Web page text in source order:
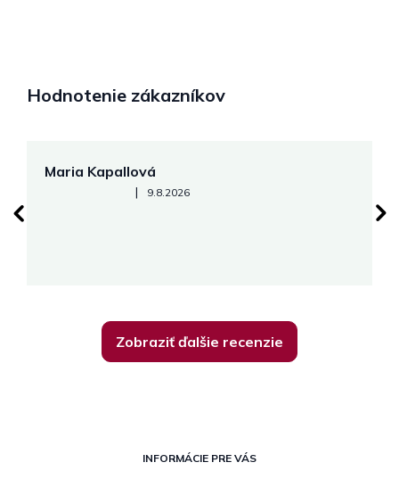
Hodnotenie zákazníkov
Maria Kapallová
Hodnotenie obchodu je 5 z 5 hviezdičiek.
| 9.8.2026
Zobraziť ďalšie recenzie
INFORMÁCIE PRE VÁS